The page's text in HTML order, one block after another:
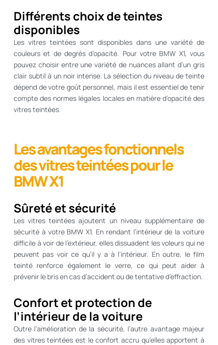
Différents choix de teintes
disponibles
Les vitres teintées sont disponibles dans une variété de
couleurs et de degrés d’opacité. Pour votre BMW X1, vous
pouvez choisir entre une variété de nuances allant d’un gris
clair subtil à un noir intense. La sélection du niveau de teinte
dépend de votre goût personnel, mais il est essentiel de tenir
compte des normes légales locales en matière d’opacité des
vitres teintées.
Les avantages fonctionnels
des vitres teintées pour le
BMW X1
Sûreté et sécurité
Les vitres teintées ajoutent un niveau supplémentaire de
sécurité à votre BMW X1. En rendant l’intérieur de la voiture
difficile à voir de l’extérieur, elles dissuadent les voleurs qui ne
peuvent pas voir ce qu’il y a à l’intérieur. En outre, le film
teinté renforce également le verre, ce qui peut aider à
prévenir le bris en cas d’accident ou de tentative d’effraction.
Confort et protection de
l’intérieur de la voiture
Outre l’amélioration de la sécurité, l’autre avantage majeur
des vitres teintées est le confort accru qu’elles apportent à